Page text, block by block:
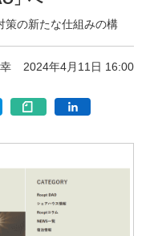
策の新たな仕組みの構
2024年4月11日 16:00